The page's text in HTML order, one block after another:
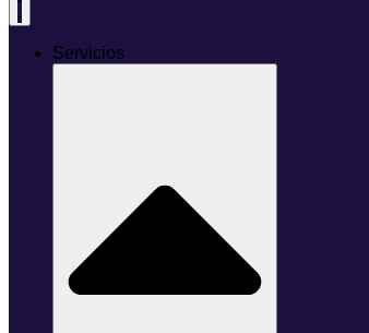
Servicios